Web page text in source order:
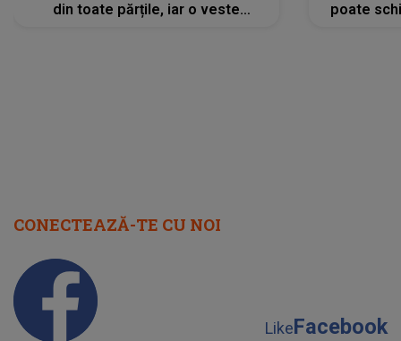
din toate părțile, iar o veste
poate
CONECTEAZĂ-TE CU NOI
LikeFacebook